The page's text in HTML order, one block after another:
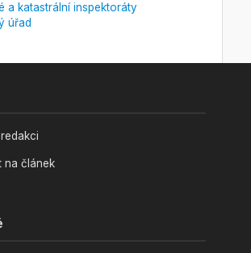
a katastrální inspektoráty
úřad
na článek